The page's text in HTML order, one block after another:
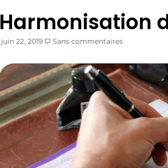
Harmonisation
juin 22, 2019 Sans commentaires